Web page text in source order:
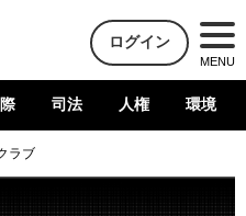
ログイン
MENU
司法 人権 環境
ラブ